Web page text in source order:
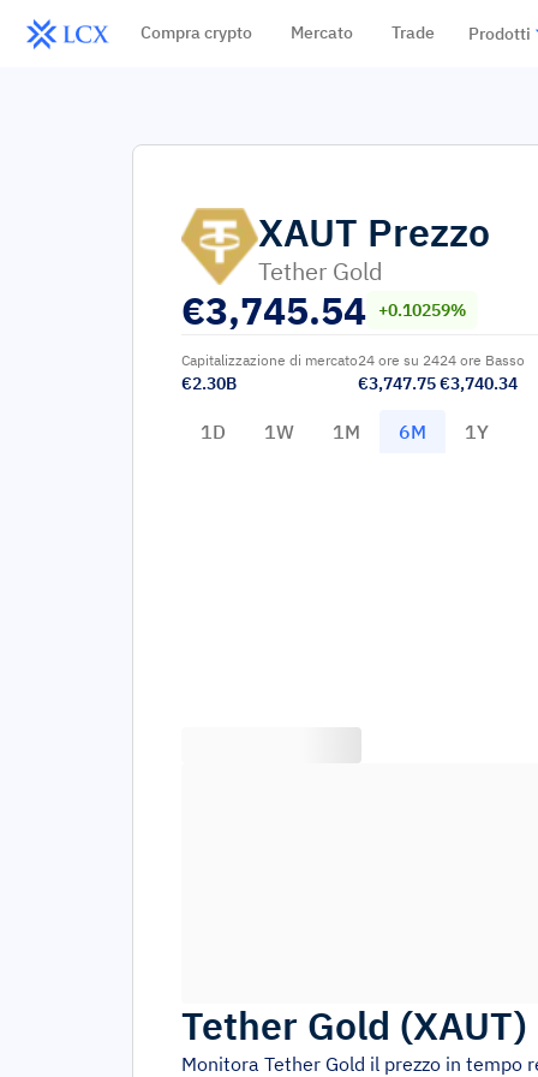
Compra crypto Mercato Trade Prodotti
XAUT Prezzo
Tether Gold
€3,745.54 +0.10259%
Capitalizzazione di mercato
€2.30B
24 ore su 24
€3,747.75
24 ore Basso
€3,740.34
1D 1W 1M 6M 1Y
Tether Gold (XAUT)
Monitora Tether Gold il prezzo in tempo